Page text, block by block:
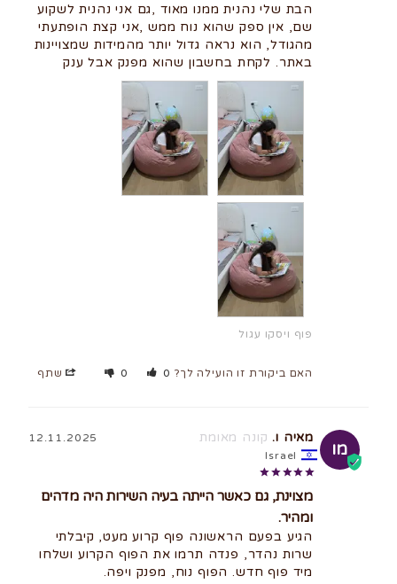
הבת שלי נהנית ממנו מאוד ,גם אני נהנית לשקוע
שם, אין ספק שהוא נוח ממש ,אני קצת הופתעתי
באתר. לקחת בחשבון שהוא מפנק אבל ענק
פוף ויסקו עגול
שתף האם ביקורת זו הועילה לך? 0
0
מו
12.11.2025 מאיה ו.
Israel
מצוינת, גם כאשר הייתה בעיה השירות היה מדהים
ומהיר.
מיד פוף חדש. הפוף נוח, מפנק ויפה.